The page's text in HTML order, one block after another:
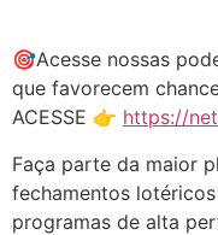
🎯Acesse nossas
que favorecem
ACESSE 👉 https://
Faça parte da maior
fechamentos
programas de alta